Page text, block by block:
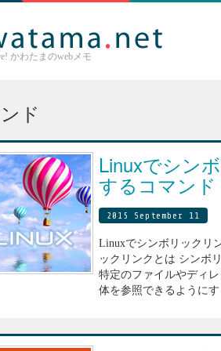
かわたまのwebメモ
ド
Linuxでシン
するコマンド
2015 September 11
Linuxでシンボリックリ
ックリンクとは シンボ
特定のファイルやディ
体を参照できるように